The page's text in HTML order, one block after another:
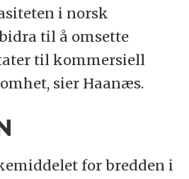
i norsk
til å omsette
til kommersiell
sier Haanæs.
for bredden i